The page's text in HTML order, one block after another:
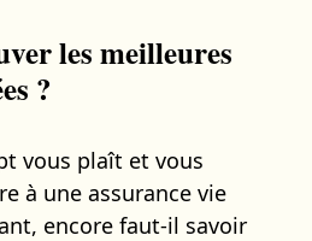
les meilleures
?
vous plaît et vous
à une assurance vie
encore faut-il savoir